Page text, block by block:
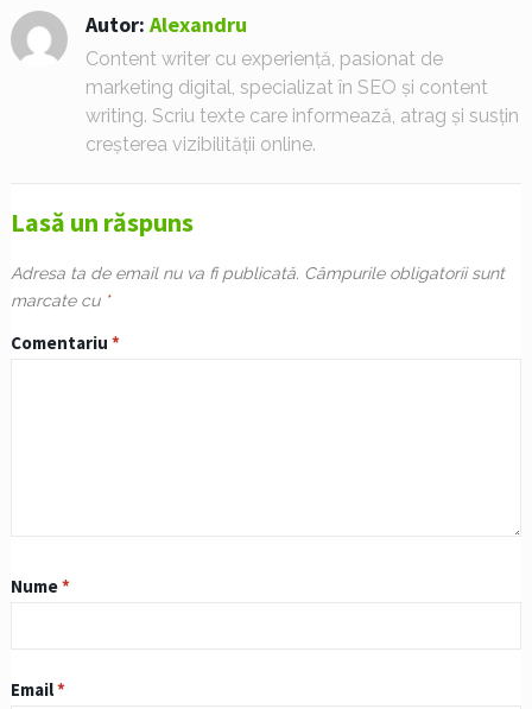
Autor: Alexandru
Content writer cu experiență, pasionat de
marketing digital, specializat în SEO și content
writing. Scriu texte care informează, atrag și susțin
creșterea vizibilității online.
Lasă un răspuns
Adresa ta de email nu va fi publicată. Câmpurile obligatorii sunt
marcate cu *
Comentariu *
Nume*
Email*